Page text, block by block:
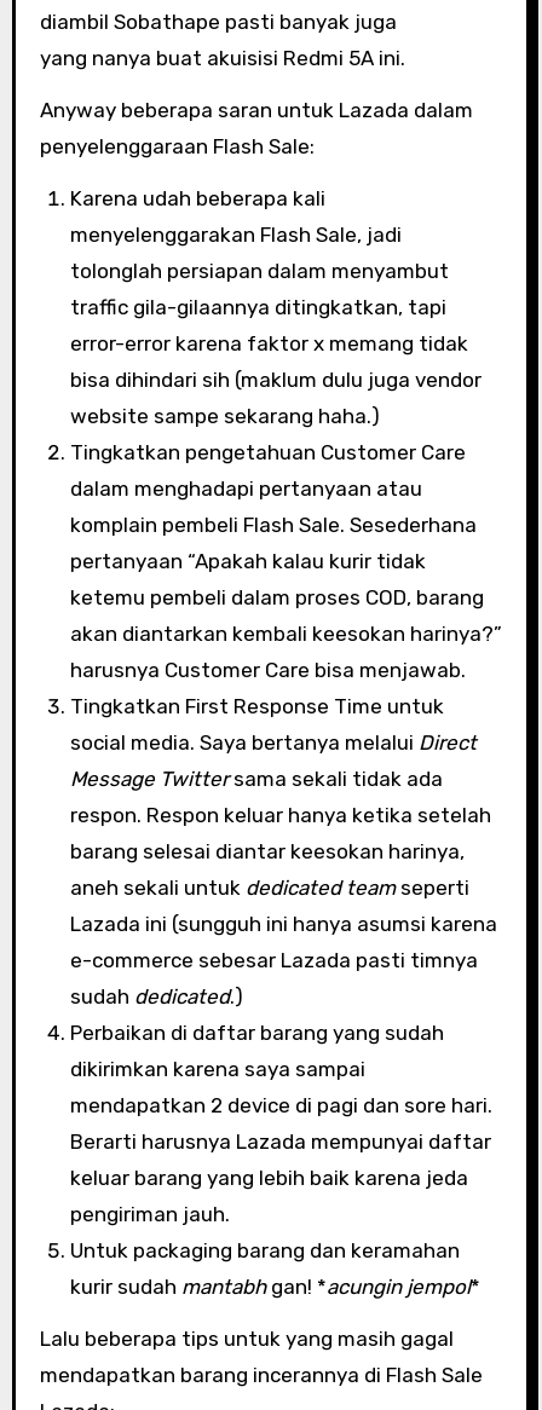
diambil Sobathape pasti banyak juga
yang nanya buat akuisisi Redmi 5A ini.
Anyway beberapa saran untuk Lazada dalam
penyelenggaraan Flash Sale:
Karena udah beberapa kali
menyelenggarakan Flash Sale, jadi
tolonglah persiapan dalam menyambut
traffic gila-gilaannya ditingkatkan, tapi
error-error karena faktor x memang tidak
bisa dihindari sih (maklum dulu juga vendor
website sampe sekarang haha.)
Tingkatkan pengetahuan Customer Care
dalam menghadapi pertanyaan atau
komplain pembeli Flash Sale. Sesederhana
pertanyaan “Apakah kalau kurir tidak
ketemu pembeli dalam proses COD, barang
akan diantarkan kembali keesokan harinya?”
harusnya Customer Care bisa menjawab.
Tingkatkan First Response Time untuk
social media. Saya bertanya melalui Direct
Message Twittersama sekali tidak ada
respon. Respon keluar hanya ketika setelah
barang selesai diantar keesokan harinya,
aneh sekali untuk dedicated teamseperti
Lazada ini (sungguh ini hanya asumsi karena
e-commerce sebesar Lazada pasti timnya
sudah dedicated.)
Perbaikan di daftar barang yang sudah
dikirimkan karena saya sampai
mendapatkan 2 device di pagi dan sore hari.
Berarti harusnya Lazada mempunyai daftar
keluar barang yang lebih baik karena jeda
pengiriman jauh.
Untuk packaging barang dan keramahan
kurir sudah mantabhgan! *acungin jempol*
Lalu beberapa tips untuk yang masih gagal
mendapatkan barang incerannya di Flash Sale